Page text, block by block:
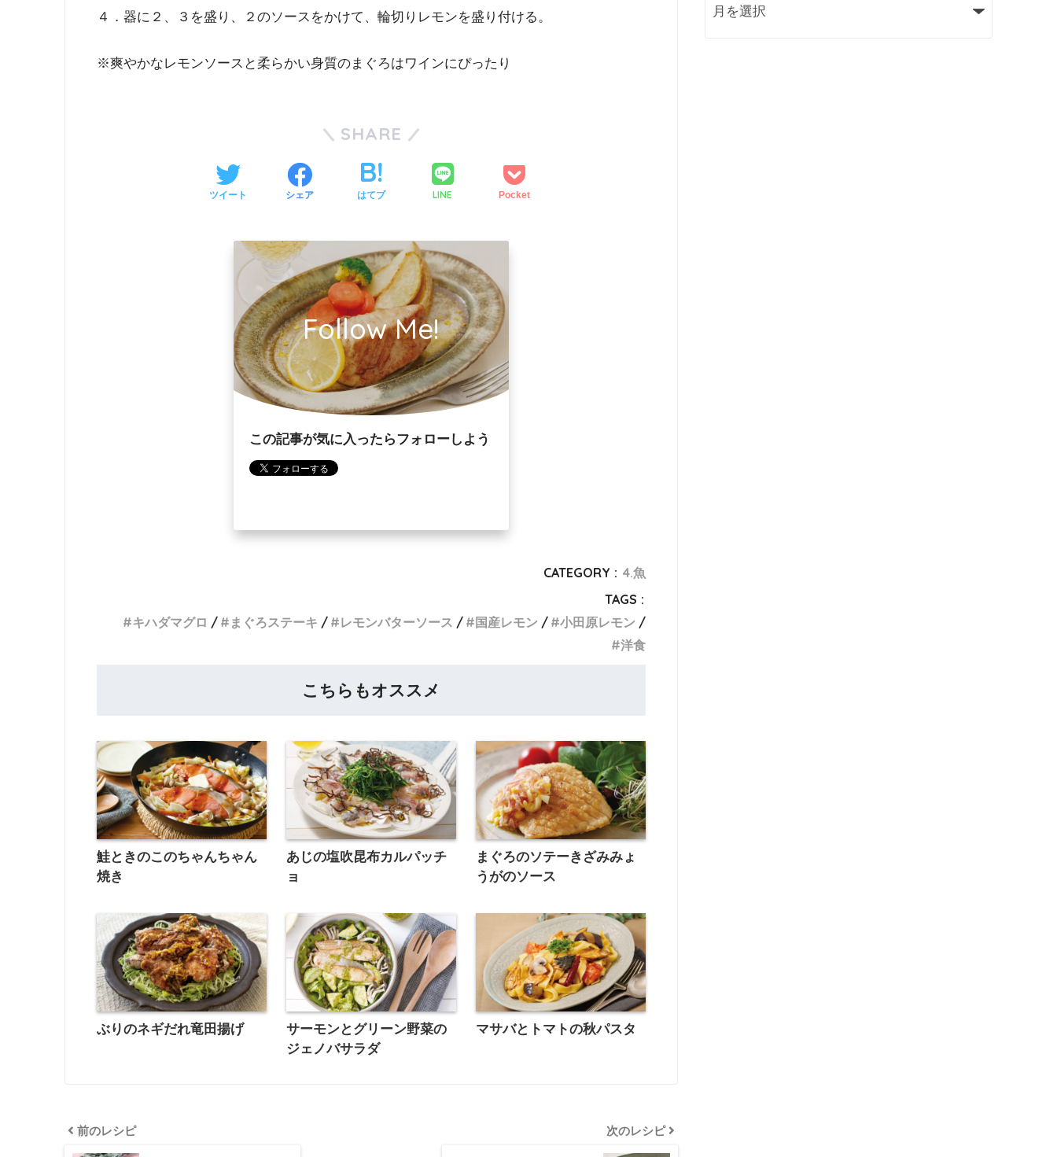
４．器に２、３を盛り、２のソースをかけて、輪切りレモンを盛り付ける。
※爽やかなレモンソースと柔らかい身質のまぐろはワインにぴったり
SHARE
ツイート シェア はてブ LINE Pocket
Follow Me!
この記事が気に入ったらフォローしよう
CATEGORY : 4.魚
TAGS :
キハダマグロ
まぐろステーキ レモンバターソース 国産レモン
小田原レモン
洋食
こちらもオススメ
鮭ときのこのちゃんちゃん
焼き
あじの塩吹昆布カルパッチ
ョ
まぐろのソテーきざみみょ
うがのソース
ぶりのネギだれ竜田揚げ
サーモンとグリーン野菜の
ジェノバサラダ
マサバとトマトの秋パスタ
前のレシピ 次のレシピ